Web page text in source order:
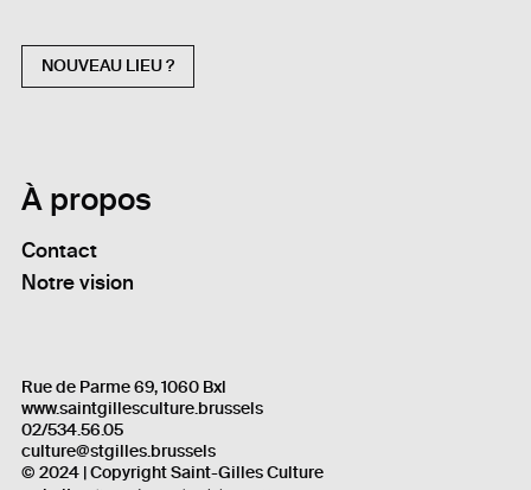
NOUVEAU LIEU ?
À propos
Contact
Notre vision
Rue de Parme 69, 1060 Bxl
www.saintgillesculture.brussels
02/534.56.05
culture@stgilles.brussels
© 2024 | Copyright Saint-Gilles Culture